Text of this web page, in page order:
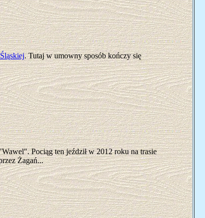
. Tutaj w umowny sposób kończy się
Pociąg ten jeździł w 2012 roku na trasie
Żagań...